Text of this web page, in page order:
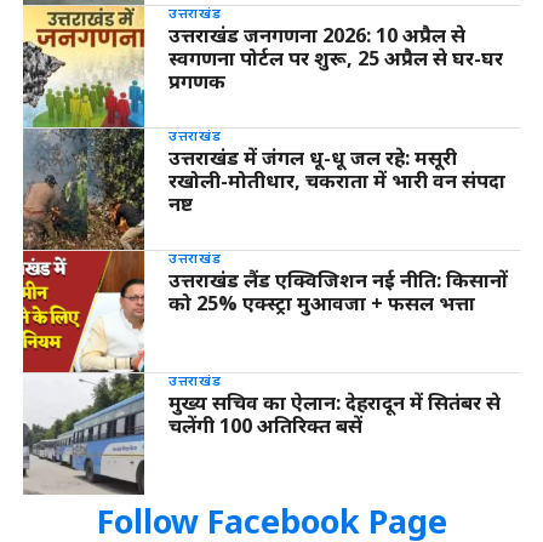
उत्तराखंड
उत्तराखंड जनगणना 2026: 10 अप्रैल से
स्वगणना पोर्टल पर शुरू, 25 अप्रैल से घर-घर
प्रगणक
उत्तराखंड
उत्तराखंड में जंगल धू-धू जल रहे: मसूरी
रखोली-मोतीधार, चकराता में भारी वन संपदा
नष्ट
उत्तराखंड
उत्तराखंड लैंड एक्विजिशन नई नीति: किसानों
को 25% एक्स्ट्रा मुआवजा + फसल भत्ता
उत्तराखंड
मुख्य सचिव का ऐलान: देहरादून में सितंबर से
चलेंगी 100 अतिरिक्त बसें
Follow Facebook Page